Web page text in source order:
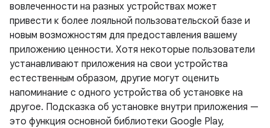
вовлеченности на разных устройствах может
привести к более лояльной пользовательской базе и
новым возможностям для предоставления вашему
приложению ценности. Хотя некоторые пользователи
устанавливают приложения на свои устройства
естественным образом, другие могут оценить
напоминание с одного устройства об установке на
другое. Подсказка об установке внутри приложения —
это функция основной библиотеки Google Play,